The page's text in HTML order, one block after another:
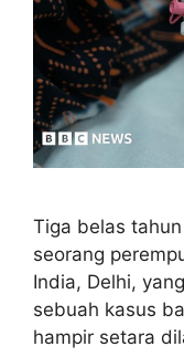
Tiga belas
seorang
India, Delhi,
sebuah kasus
hampir setara